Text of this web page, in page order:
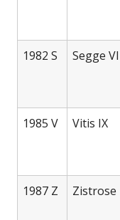
1982 S Segge VI
1985 V Vitis IX
1987 Z Zistrose